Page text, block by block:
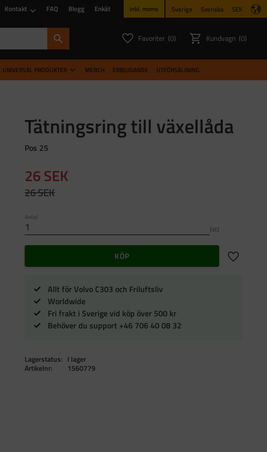
Kontakt FAQ Blogg Enkät inkl. moms Sverige Svenska SEK
FavoriterANTAL FAVORITER:
0 Kundvagn ANTAL
0
UNIVERSAL PRODUKTER MERCH ERBJUDANDE UTFÖRSÄLJNING
Tätningsring till växellåda
Pos 25
Nedsatt pris:
26SEK
Ordinarie pris:
26SEK
Antal
st
KÖP Lägg till i
Allt för Volvo C303 och Friluftsliv
Worldwide
Fri frakt i Sverige vid köp över 500 kr
Behöver du support +46 706 40 08 32
Lagerstatus
I lager
Artikelnr
1560779